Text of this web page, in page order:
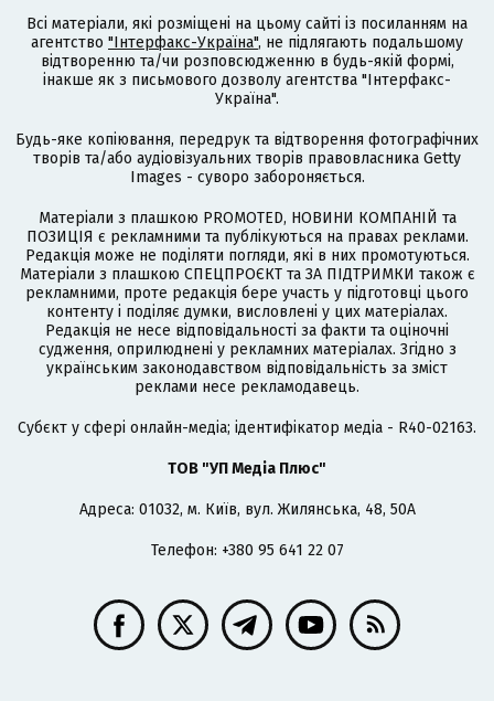
Всі матеріали, які розміщені на цьому сайті із посиланням на
агентство "Інтерфакс-Україна", не підлягають подальшому
відтворенню та/чи розповсюдженню в будь-якій формі,
інакше як з письмового дозволу агентства "Інтерфакс-
Україна".
Будь-яке копіювання, передрук та відтворення фотографічних
творів та/або аудіовізуальних творів правовласника Getty
Images - суворо забороняється.
Матеріали з плашкою PROMOTED, НОВИНИ КОМПАНІЙ та
ПОЗИЦІЯ є рекламними та публікуються на правах реклами.
Редакція може не поділяти погляди, які в них промотуються.
Матеріали з плашкою СПЕЦПРОЄКТ та ЗА ПІДТРИМКИ також є
рекламними, проте редакція бере участь у підготовці цього
контенту і поділяє думки, висловлені у цих матеріалах.
Редакція не несе відповідальності за факти та оціночні
судження, оприлюднені у рекламних матеріалах. Згідно з
українським законодавством відповідальність за зміст
реклами несе рекламодавець.
Cубєкт у сфері онлайн-медіа; ідентифікатор медіа - R40-02163.
ТОВ "УП Медіа Плюс"
Адреса: 01032, м. Київ, вул. Жилянська, 48, 50А
Телефон: +380 95 641 22 07